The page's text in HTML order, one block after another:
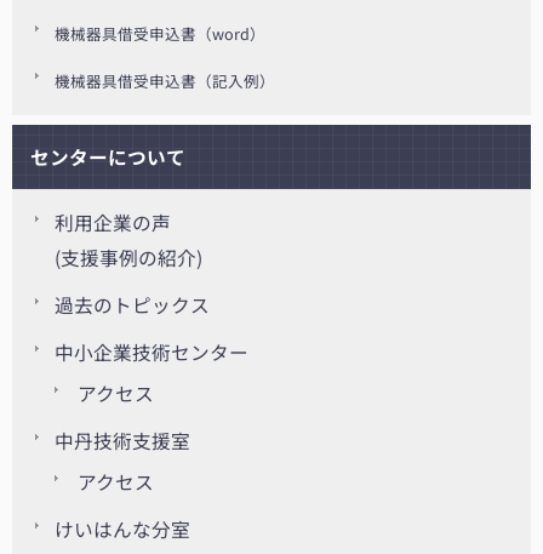
機械器具借受申込書（word）
機械器具借受申込書（記入例）
センターについて
利用企業の声
(支援事例の紹介)
過去のトピックス
中小企業技術センター
アクセス
中丹技術支援室
アクセス
けいはんな分室